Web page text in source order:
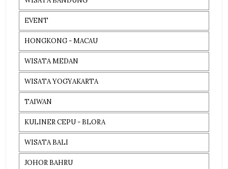
EVENT
HONGKONG - MACAU
WISATA MEDAN
WISATA YOGYAKARTA
TAIWAN
KULINER CEPU - BLORA
WISATA BALI
JOHOR BAHRU